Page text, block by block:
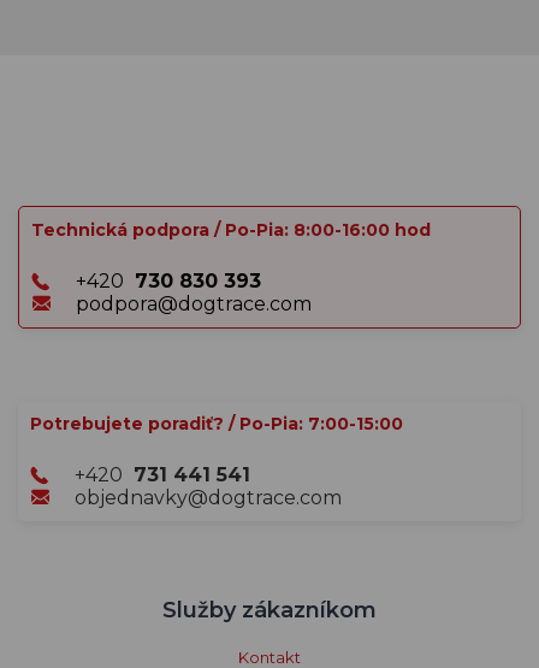
Technická podpora / Po-Pia: 8:00-16:00 hod
+420 730 830 393
podpora@dogtrace.com
Potrebujete poradiť? / Po-Pia: 7:00-15:00
+420 731 441 541
objednavky@dogtrace.com
Služby zákazníkom
Kontakt